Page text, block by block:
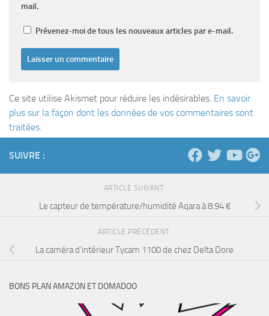
mail.
Prévenez-moi de tous les nouveaux articles par e-mail.
Ce site utilise Akismet pour réduire les indésirables. En savoir
plus sur la façon dont les données de vos commentaires sont
traitées.
SUIVRE :
ARTICLE SUIVANT
Le capteur de température/humidité Aqara à 8.94 €
ARTICLE PRÉCÉDENT
La caméra d’intérieur Tycam 1100 de chez Delta Dore
BONS PLAN AMAZON ET DOMADOO